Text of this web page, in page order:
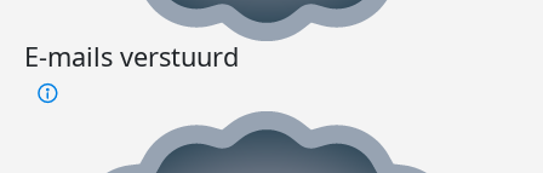
E-mails verstuurd